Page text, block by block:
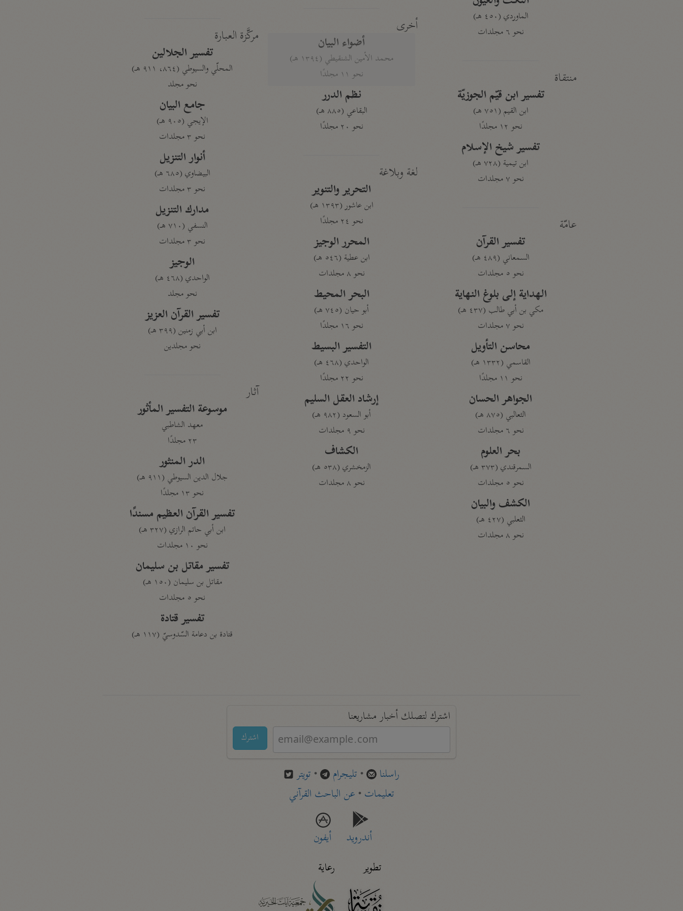
الماوردي (٤٥٠ هـ)
نحو ٦ مجلدات
منتقاة
تفسير ابن قيّم الجوزيّة
ابن القيم (٧٥١ هـ)
نحو ١٢ مجلدًا
تفسير شيخ الإسلام
ابن تيمية (٧٢٨ هـ)
نحو ٧ مجلدات
عامّة
تفسير القرآن
السمعاني (٤٨٩ هـ)
نحو ٥ مجلدات
الهداية إلى بلوغ النهاية
مكي بن أبي طالب (٤٣٧ هـ)
نحو ٧ مجلدات
محاسن التأويل
القاسمي (١٣٣٢ هـ)
نحو ١١ مجلدًا
الجواهر الحسان
الثعالبي (٨٧٥ هـ)
نحو ٦ مجلدات
بحر العلوم
السمرقندي (٣٧٣ هـ)
نحو ٥ مجلدات
الكشف والبيان
الثعلبي (٤٢٧ هـ)
نحو ٨ مجلدات
أخرى
أضواء البيان
محمد الأمين الشنقيطي (١٣٩٤ هـ)
نحو ١١ مجلدًا
نظم الدرر
البقاعي (٨٨٥ هـ)
نحو ٢٠ مجلدًا
لغة وبلاغة
التحرير والتنوير
ابن عاشور (١٣٩٣ هـ)
نحو ٢٤ مجلدًا
المحرر الوجيز
ابن عطية (٥٤٦ هـ)
نحو ٨ مجلدات
البحر المحيط
أبو حيان (٧٤٥ هـ)
نحو ١٦ مجلدًا
التفسير البسيط
الواحدي (٤٦٨ هـ)
نحو ٢٢ مجلدًا
إرشاد العقل السليم
أبو السعود (٩٨٢ هـ)
نحو ٩ مجلدات
الكشاف
الزمخشري (٥٣٨ هـ)
نحو ٨ مجلدات
مركَّزة العبارة
تفسير الجلالين
المحلّي والسيوطي (٨٦٤، ٩١١ هـ)
نحو مجلد
جامع البيان
الإيجي (٩٠٥ هـ)
نحو ٣ مجلدات
أنوار التنزيل
البيضاوي (٦٨٥ هـ)
نحو ٣ مجلدات
مدارك التنزيل
النسفي (٧١٠ هـ)
نحو ٣ مجلدات
الوجيز
الواحدي (٤٦٨ هـ)
نحو مجلد
تفسير القرآن العزيز
ابن أبي زمنين (٣٩٩ هـ)
نحو مجلدين
آثار
موسوعة التفسير المأثور
معهد الشاطبي
٢٣ مجلدًا
الدر المنثور
جلال الدين السيوطي (٩١١ هـ)
نحو ١٣ مجلدًا
تفسير القرآن العظيم مسندًا
ابن أبي حاتم الرازي (٣٢٧ هـ)
نحو ١٠ مجلدات
تفسير مقاتل بن سليمان
مقاتل بن سليمان (١٥٠ هـ)
نحو ٥ مجلدات
تفسير قتادة
قتادة بن دعامة السّدوسيّ (١١٧ هـ)
اشترك لتصلك أخبار مشاريعنا
اشترك
راسلنا • تليجرام • تويتر
تعليمات• عن الباحث القرآني
أندرويد
أيفون
تطوير
رعاية